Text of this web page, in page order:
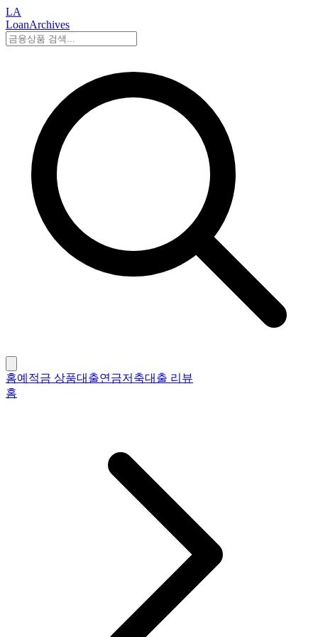
LA
LoanArchives
홈예적금 상품대출연금저축대출 리뷰
홈